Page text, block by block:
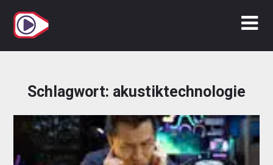
Inhalt
springen
Schlagwort: akustiktechnologie